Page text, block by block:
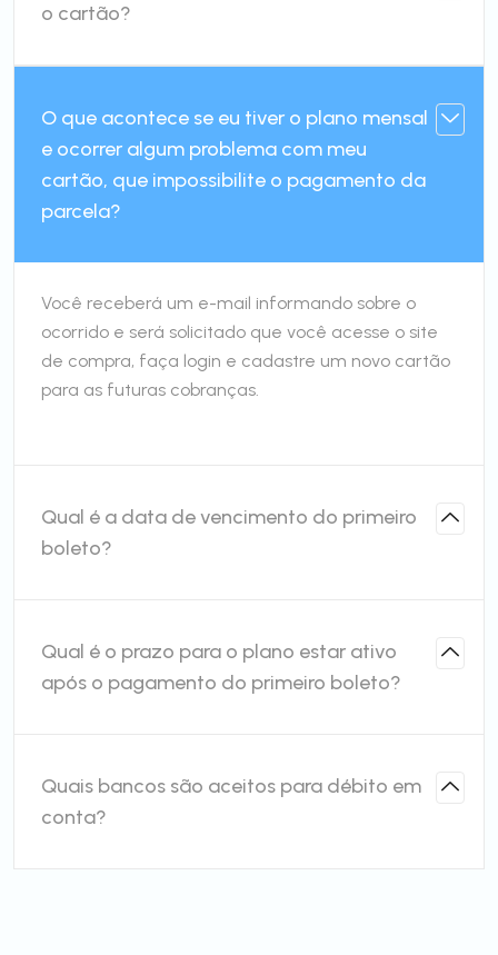
o cartão?
O que acontece se eu tiver o plano mensal
e ocorrer algum problema com meu
cartão, que impossibilite o pagamento da
parcela?
Você receberá um e-mail informando sobre o
ocorrido e será solicitado que você acesse o site
de compra, faça login e cadastre um novo cartão
para as futuras cobranças.
Qual é a data de vencimento do primeiro
boleto?
Qual é o prazo para o plano estar ativo
após o pagamento do primeiro boleto?
Quais bancos são aceitos para débito em
conta?